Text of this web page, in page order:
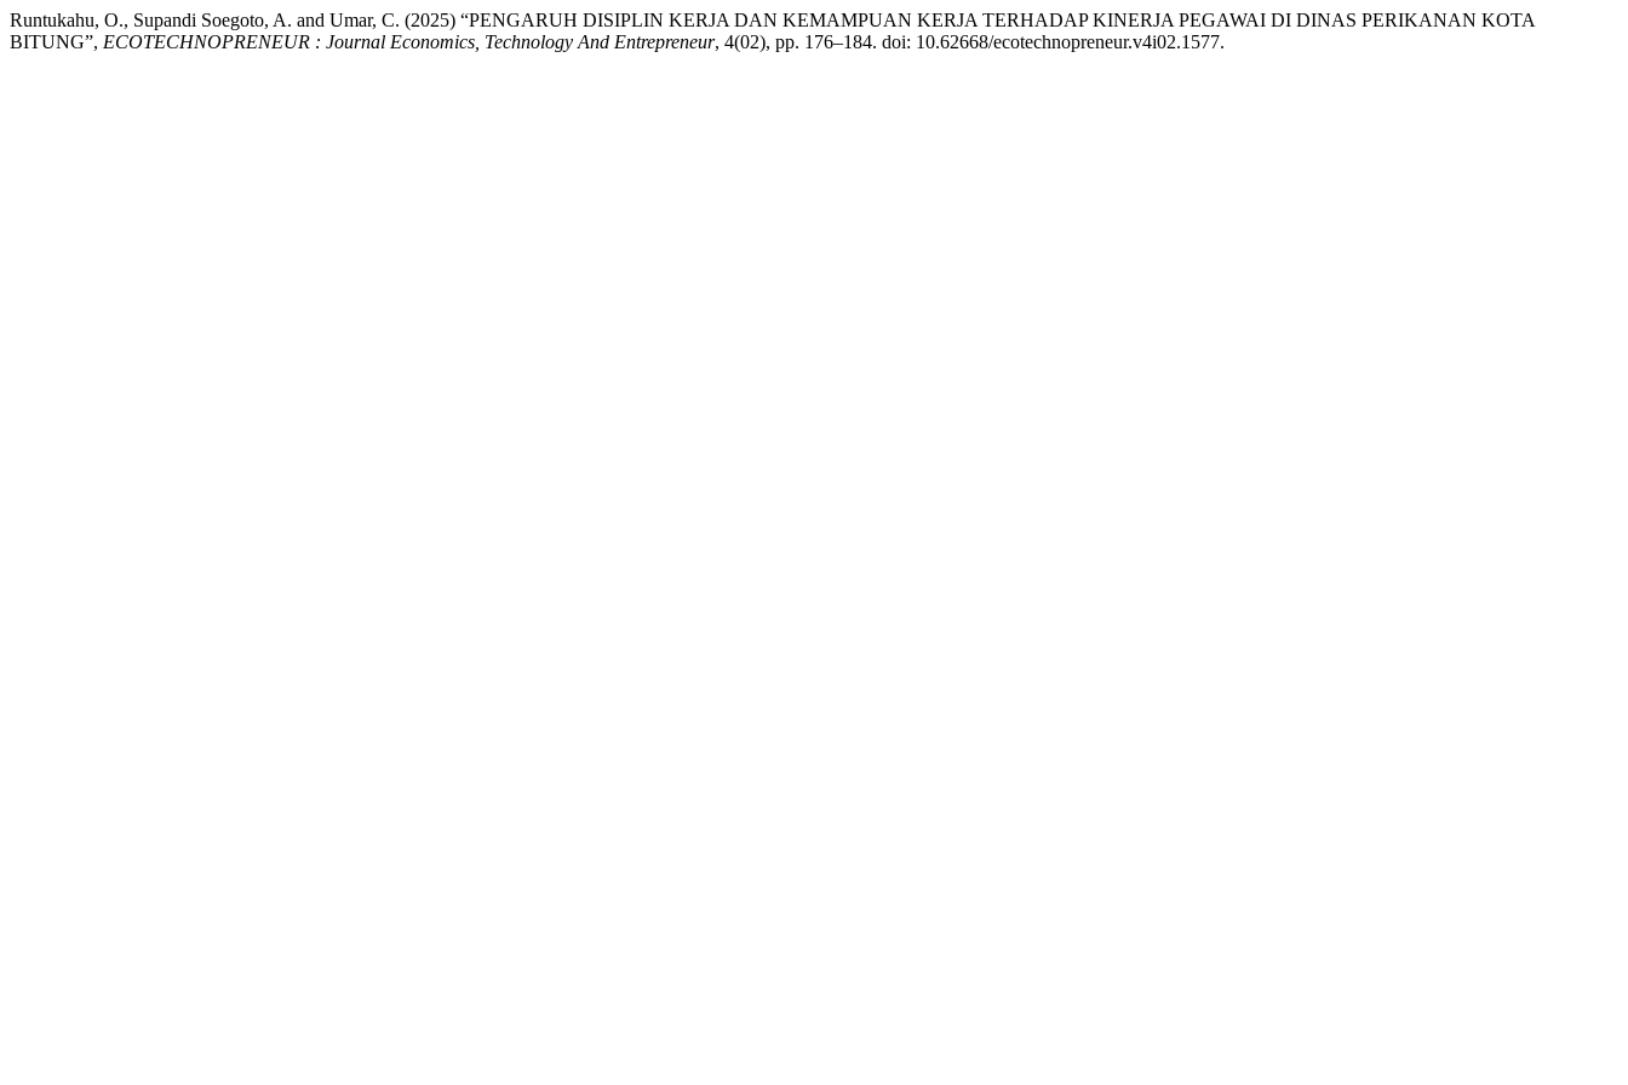
Runtukahu, O., Supandi Soegoto, A. and Umar, C. (2025) “PENGARUH DISIPLIN KERJA DAN KEMAMPUAN KERJA TERHADAP KINERJA PEGAWAI DI DINAS PERIKANAN KOTA
BITUNG”, ECOTECHNOPRENEUR : Journal Economics, Technology And Entrepreneur, 4(02), pp. 176–184. doi: 10.62668/ecotechnopreneur.v4i02.1577.